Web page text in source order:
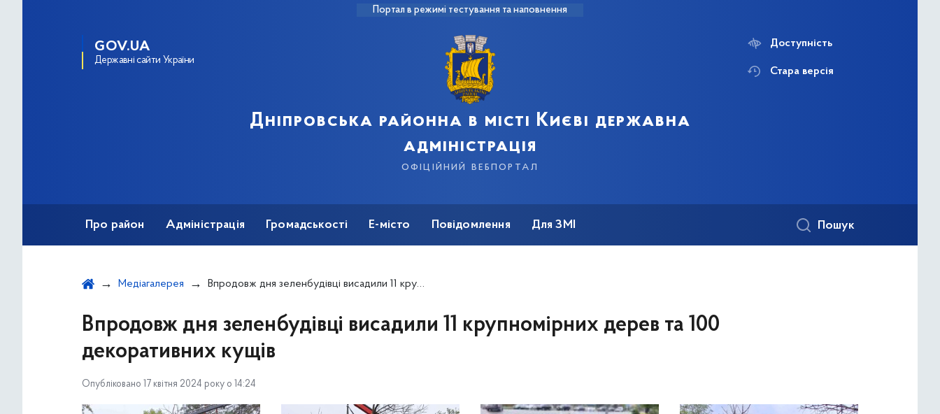
Портал в режимі тестування та наповнення
GOV.UA
Державні сайти України
Дніпровська районна в місті Києві державна
адміністрація
офіційний вебпортал
Доступність
Стара версія
Про район Адміністрація Громадськості Е-місто Повідомлення Для ЗМІ Пошук
Медіагалерея Впродовж дня зеленбудівці висадили 11 крупномірних дерев та 100 декоративних кущів
Впродовж дня зеленбудівці висадили 11 крупномірних дерев та 100
декоративних кущів
Опубліковано 17 квітня 2024 року о 14:24